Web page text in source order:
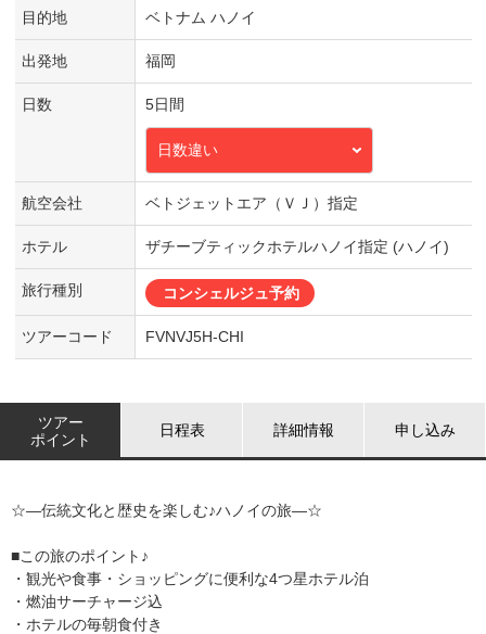
目的地 ベトナム ハノイ
出発地 福岡
日数 5日間
日数違い
航空会社 ベトジェットエア（ＶＪ）指定
ホテル ザチーブティックホテルハノイ指定 (ハノイ)
旅行種別 コンシェルジュ予約
ツアーコード FVNVJ5H-CHI
ツアー
ポイント
日程表 詳細情報 申し込み
☆―伝統文化と歴史を楽しむ♪ハノイの旅―☆
■この旅のポイント♪
・観光や食事・ショッピングに便利な4つ星ホテル泊
・燃油サーチャージ込
・ホテルの毎朝食付き